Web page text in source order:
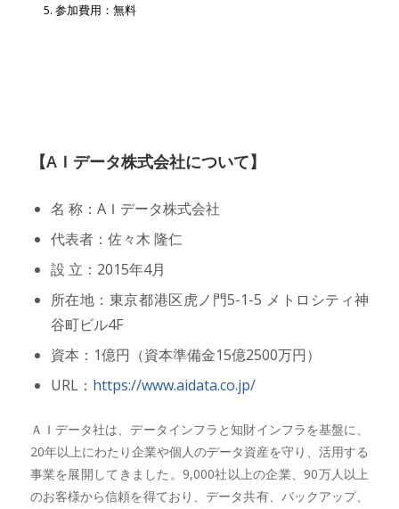
参加費用：無料
【AＩデータ株式会社について】
名 称：AＩデータ株式会社
代表者：佐々木 隆仁
設 立：2015年4月
所在地：東京都港区虎ノ門5-1-5 メトロシティ神
谷町ビル4F
資本：1億円（資本準備金15億2500万円）
URL： https://www.aidata.co.jp/
ＡＩデータ社は、データインフラと知財インフラを基盤に、
20年以上にわたり企業や個人のデータ資産を守り、活用する
事業を展開してきました。9,000社以上の企業、90万人以上
のお客様から信頼を得ており、データ共有、バックアップ、